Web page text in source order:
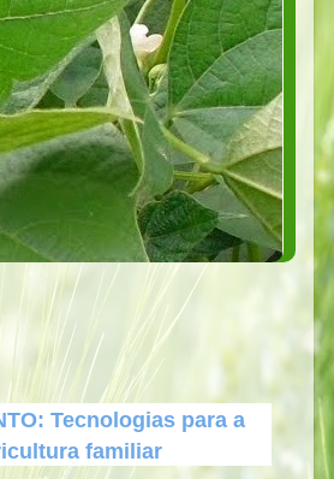
Tecnologias para a
familiar